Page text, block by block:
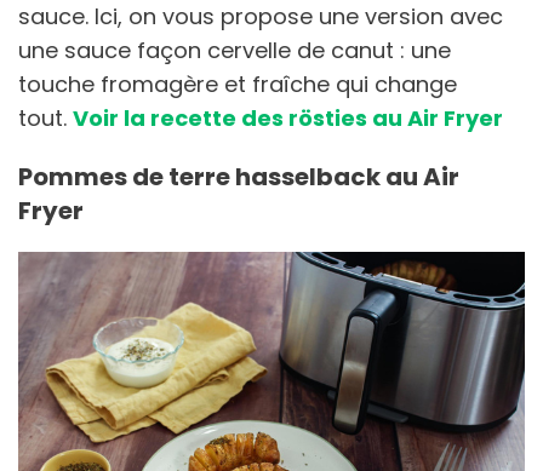
sauce. Ici, on vous propose une version avec
une sauce façon cervelle de canut : une
touche fromagère et fraîche qui change
tout. Voir la recette des rösties au Air Fryer
Pommes de terre hasselback au Air
Fryer